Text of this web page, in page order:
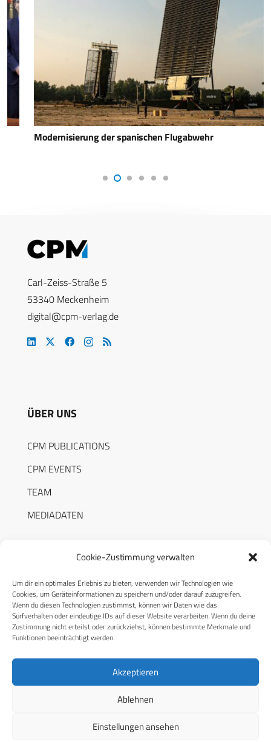
Cookie-Zustimmung verwalten
Um dir ein optimales Erlebnis zu bieten, verwenden wir Technologien wie
Cookies, um Geräteinformationen zu speichern und/oder darauf zuzugreifen.
Wenn du diesen Technologien zustimmst, können wir Daten wie das
Surfverhalten oder eindeutige IDs auf dieser Website verarbeiten. Wenn du deine
Zustimmung nicht erteilst oder zurückziehst, können bestimmte Merkmale und
Funktionen beeinträchtigt werden.
Akzeptieren
Ablehnen
Einstellungen ansehen
Modernisierung der spanischen Flugabwehr
Carl-Zeiss-Straße 5
53340 Meckenheim
digital@cpm-verlag.de
ÜBER UNS
CPM PUBLICATIONS
CPM EVENTS
TEAM
MEDIADATEN
RECHTLICHES
Datenschutzerklärung
Cookie-Richtlinie (EU)